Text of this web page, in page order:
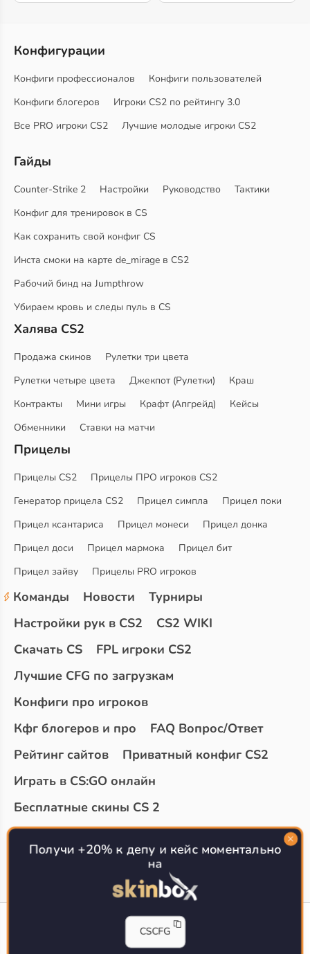
Конфигурации
Конфиги профессионалов
Конфиги пользователей
Конфиги блогеров
Игроки CS2 по рейтингу 3.0
Все PRO игроки CS2
Лучшие молодые игроки CS2
Гайды
Counter-Strike 2 Настройки Руководство
Тактики
Конфиг для тренировок в CS
Как сохранить свой конфиг CS
Инста смоки на карте de_mirage в CS2
Рабочий бинд на Jumpthrow
Убираем кровь и следы пуль в CS
Халява CS2
Продажа скинов
Рулетки три цвета
Рулетки четыре цвета
Джекпот (Рулетки)
Краш
Контракты
Мини игры Крафт (Апгрейд)
Кейсы
Обменники
Ставки на матчи
Прицелы
Прицелы CS2
Прицелы ПРО игроков CS2
Генератор прицела CS2
Прицел симпла
Прицел поки
Прицел ксантариса
Прицел монеси
Прицел донка
Прицел доси
Прицел мармока
Прицел бит
Прицел зайву
Прицелы PRO игроков
Команды Новости
Турниры
Настройки рук в CS2
CS2 WIKI
Скачать CS
FPL игроки CS2
Лучшие CFG по загрузкам
Конфиги про игроков
Кфг блогеров и про
FAQ Вопрос/Ответ
Рейтинг сайтов
Приватный конфиг CS2
Играть в CS:GO онлайн
Бесплатные скины CS 2
Топ сайтов с халявой КС 2
О проекте
Получи +20% к депу и кейс моментально
на
CSCFG